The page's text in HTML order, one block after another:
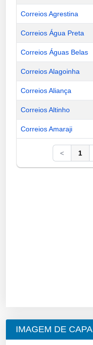
Correios Agrestina
Correios Água Preta
Correios Águas Belas
Correios Alagoinha
Correios Aliança
Correios Altinho
Correios Amaraji
< 1
IMAGEM DE CAPA